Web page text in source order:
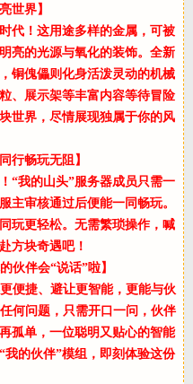
世界】
代！这用途多样的金属，可被
亮的光源与氧化的装饰。全新
铜傀儡则化身活泼灵动的机械
、展示架等丰富内容等待冒险
世界，尽情展现独属于你的风
行畅玩无阻】
“我的山头”服务器成员只需一
主审核通过后便能一同畅玩。
玩更轻松。无需繁琐操作，喊
方块奇遇吧！
伙伴会“说话”啦】
便捷、避让更智能，更能与伙
何问题，只需开口一问，伙伴
孤单，一位聪明又贴心的智能
的伙伴”模组，即刻体验这份